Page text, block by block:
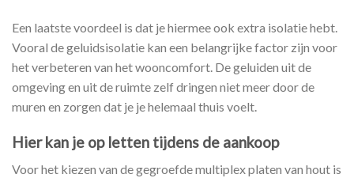
Een laatste voordeel is dat je hiermee ook extra isolatie hebt.
Vooral de geluidsisolatie kan een belangrijke factor zijn voor
het verbeteren van het wooncomfort. De geluiden uit de
omgeving en uit de ruimte zelf dringen niet meer door de
muren en zorgen dat je je helemaal thuis voelt.
Hier kan je op letten tijdens de aankoop
Voor het kiezen van de gegroefde multiplex platen van hout is